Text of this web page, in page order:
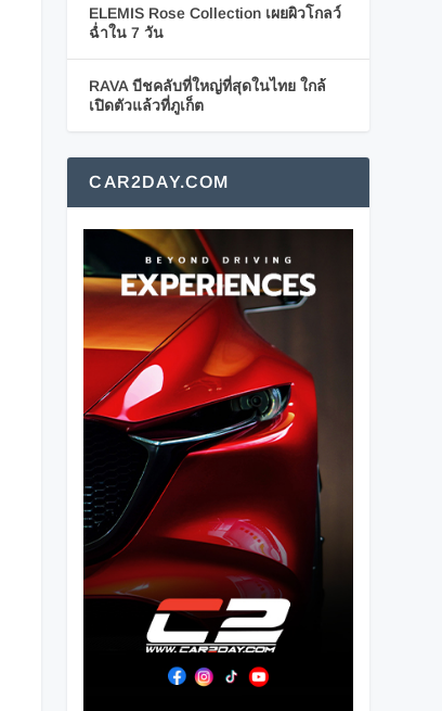
ELEMIS Rose Collection เผยผิวโกลว์
ฉ่ำใน 7 วัน
RAVA บีชคลับที่ใหญ่ที่สุดในไทย ใกล้
เปิดตัวแล้วที่ภูเก็ต
CAR2DAY.COM